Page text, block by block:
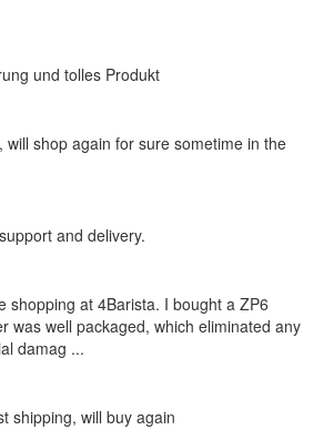
und tolles Produkt
will shop again for sure sometime in the
and delivery.
shopping at 4Barista. I bought a ZP6
was well packaged, which eliminated any
damag ...
shipping, will buy again